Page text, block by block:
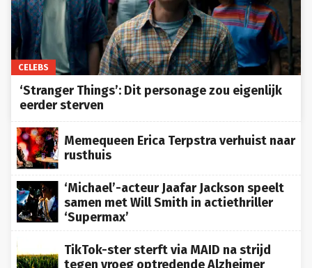
CELEBS
‘Stranger Things’: Dit personage zou eigenlijk
eerder sterven
Memequeen Erica Terpstra verhuist naar
rusthuis
‘Michael’-acteur Jaafar Jackson speelt
samen met Will Smith in actiethriller
‘Supermax’
TikTok-ster sterft via MAID na strijd
tegen vroeg optredende Alzheimer